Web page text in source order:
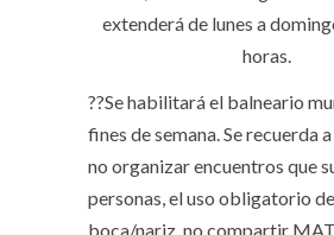
extenderá de lunes a
horas.
??Se habilitará el balneario
fines de semana. Se recuerda
no organizar encuentros que
personas, el uso obligatorio
boca/nariz, no compartir